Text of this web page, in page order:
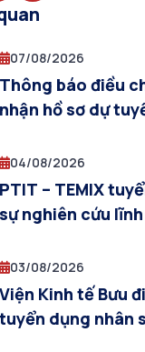
07/08/2026
Thông báo điều
nhận hồ sơ dự
Công nghệ Bưu
04/08/2026
PTIT – TEMIX
sự nghiên cứu lĩnh
03/08/2026
Viện Kinh tế Bưu
tuyển dụng nhân